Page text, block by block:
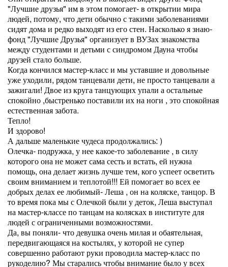
"Лучшие друзья" им в этом помогает- в открытии мира
людей, потому, что дети обычно с такими заболеваниями
сидят дома и редко выходят из его стен. Насколько я знаю-
фонд "Лучшие Друзья" организует в ВУЗах знакомства
между студентами и детьми с синдромом Дауна чтобы
друзей стало больше.
Когда кончился мастер-класс и мы уставшие и довольные
уже уходили, рядом танцевали дети, не просто танцевали а
зажигали! Двое из круга танцующих упали а остальные
спокойно ,быстренько поставили их на ноги , это спокойная
естественная забота.
Тепло!
И здорово!
А дальше маленькие чудеса продолжались: )
Олечка- подружка, у нее какое-то заболевание , в силу
которого она не может сама сесть и встать, ей нужна
помощь, она делает жизнь лучше тем, кого успеет осветить
своим вниманием и теплотой!!! Ей помогает во всех ее
добрых делах ее любимый- Леша , он на коляске, танцор. В
то время пока мы с Олечкой были у деток, Леша выступал
на мастер-классе по танцам на колясках в институте для
людей с ограниченными возможностями.
Да, вы поняли- что девушка очень милая и обаятельная,
передвигающаяся на костылях, у которой не супер
совершенно работают руки проводила мастер-класс по
рукоделию? Мы старались чтобы внимание было у всех